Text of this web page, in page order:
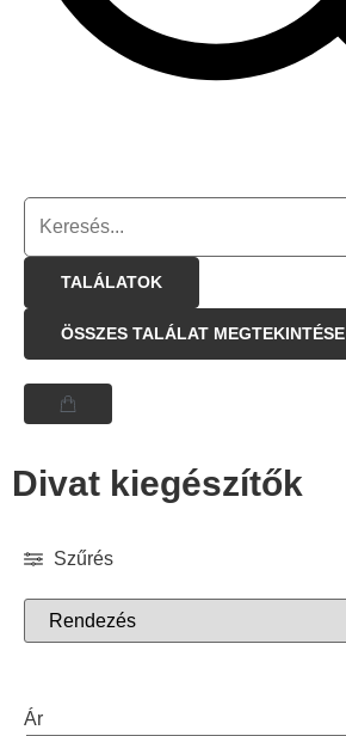
TALÁLATOK
ÖSSZES TALÁLAT MEGTEKINTÉSE
Divat kiegészítők
Szűrés
Ár